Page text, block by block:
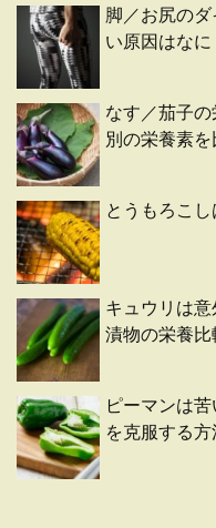
脚／お尻の
い原因はなに
なす／茄子
別の栄養素を
とうもろこし
キュウリは
漬物の栄養比
ピーマンは
を克服する方